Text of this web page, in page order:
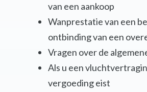
van een aankoop
Wanprestatie van een
ontbinding van een
Vragen over de
Als u een
vergoeding eist